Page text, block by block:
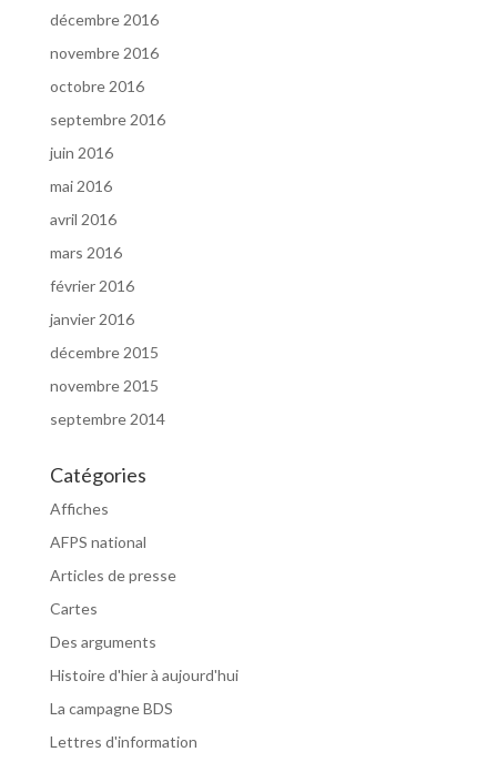
décembre 2016
novembre 2016
octobre 2016
septembre 2016
juin 2016
mai 2016
avril 2016
mars 2016
février 2016
janvier 2016
décembre 2015
novembre 2015
septembre 2014
Catégories
Affiches
AFPS national
Articles de presse
Cartes
Des arguments
Histoire d'hier à aujourd'hui
La campagne BDS
Lettres d'information